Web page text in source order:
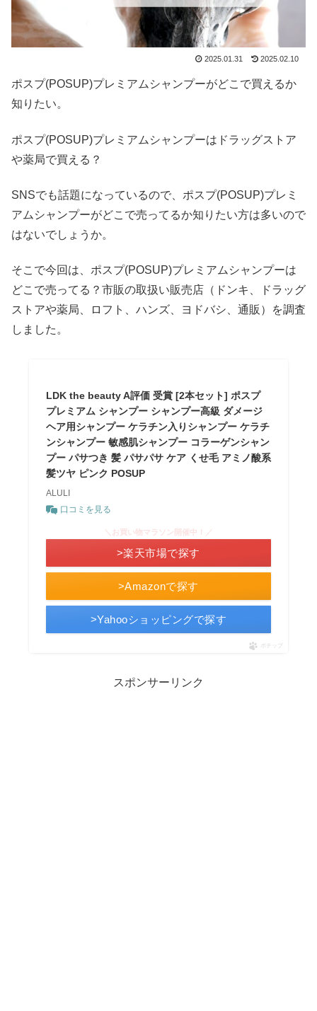
2025.01.31 2025.02.10
ポスプ(POSUP)プレミアムシャンプーがどこで買えるか
知りたい。
ポスプ(POSUP)プレミアムシャンプーはドラッグストア
や薬局で買える？
SNSでも話題になっているので、ポスプ(POSUP)プレミ
アムシャンプーがどこで売ってるか知りたい方は多いので
はないでしょうか。
そこで今回は、ポスプ(POSUP)プレミアムシャンプーは
どこで売ってる？市販の取扱い販売店（ドンキ、ドラッグ
ストアや薬局、ロフト、ハンズ、ヨドバシ、通販）を調査
しました。
LDK the beauty A評価 受賞 [2本セット] ポスプ
プレミアム シャンプー シャンプー高級 ダメージ
ヘア用シャンプー ケラチン入りシャンプー ケラチ
ンシャンプー 敏感肌シャンプー コラーゲンシャン
プー パサつき 髪 パサパサ ケア くせ毛 アミノ酸系
髪ツヤ ピンク POSUP
ALULI
口コミを見る
>Amazonで探す
＼お買い物マラソン開催中！／
>楽天市場で探す
>Yahooショッピングで探す
ポチップ
スポンサーリンク